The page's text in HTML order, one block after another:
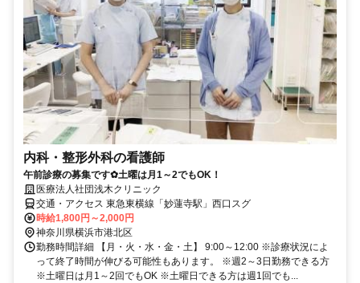
内科・整形外科の看護師
午前診療の募集です✿土曜は月1～2でもOK！
医療法人社団浅木クリニック
交通・アクセス 東急東横線「妙蓮寺駅」西口スグ
時給1,800円～2,000円
神奈川県横浜市港北区
勤務時間詳細 【月・火・水・金・土】 9:00～12:00 ※診療状況によ
って終了時間が伸びる可能性もあります。 ※週2～3日勤務できる方
※土曜日は月1～2回でもOK ※土曜日できる方は週1回でも...